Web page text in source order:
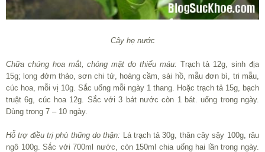
Cây hẹ nước
Chữa chứng hoa mắt, chóng mặt do thiếu máu: Trạch tả 12g, sinh địa
15g; long đởm thảo, sơn chi tử, hoàng cầm, sài hồ, mẫu đơn bì, tri mẫu,
cúc hoa, mỗi vị 10g. Sắc uống mỗi ngày 1 thang. Hoặc trạch tả 15g, bạch
truật 6g, cúc hoa 12g. Sắc với 3 bát nước còn 1 bát. uống trong ngày.
Dùng trong 7 – 10 ngày.
Hỗ trợ điều trị phù thũng do thận: Lá trạch tả 30g, thân cây sậy 100g, râu
ngô 100g. Sắc với 700ml nước, còn 150ml chia uống hai lần trong ngày.